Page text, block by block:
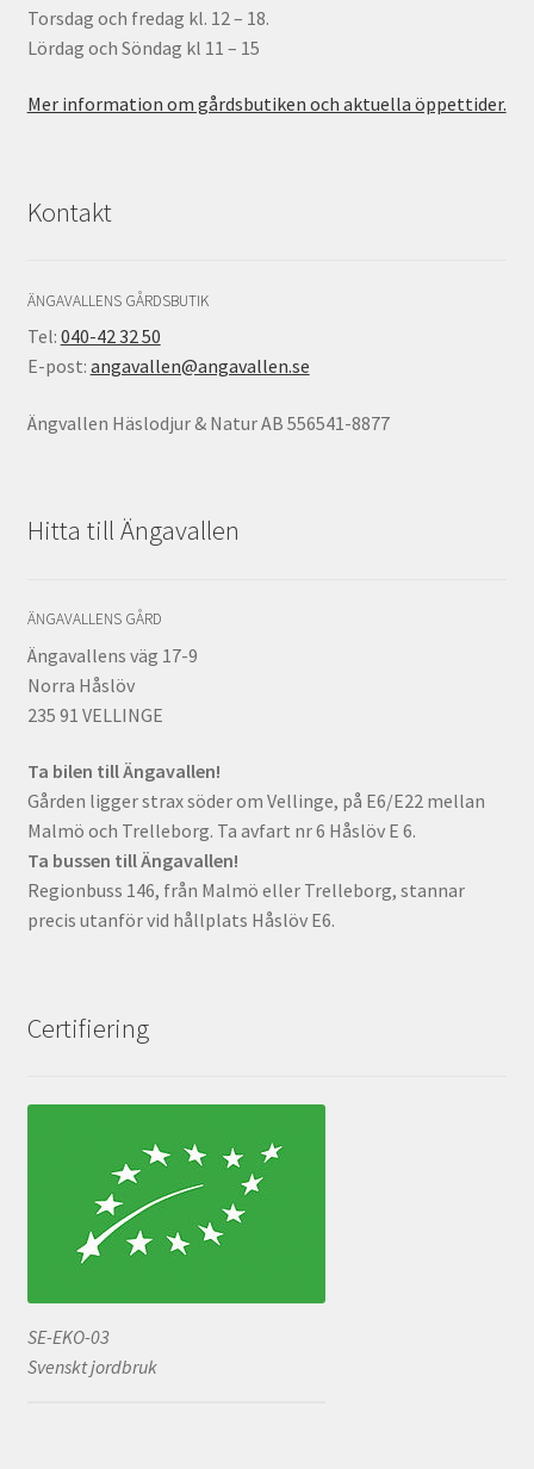
Torsdag och fredag kl. 12 – 18.
Lördag och Söndag kl 11 – 15
Mer information om gårdsbutiken och aktuella öppettider.
Kontakt
ÄNGAVALLENS GÅRDSBUTIK
Tel: 040-42 32 50
E-post: angavallen@angavallen.se
Ängvallen Häslodjur & Natur AB 556541-8877
Hitta till Ängavallen
ÄNGAVALLENS GÅRD
Ängavallens väg 17-9
Norra Håslöv
235 91 VELLINGE
Ta bilen till Ängavallen!
Gården ligger strax söder om Vellinge, på E6/E22 mellan
Malmö och Trelleborg. Ta avfart nr 6 Håslöv E 6.
Ta bussen till Ängavallen!
Regionbuss 146, från Malmö eller Trelleborg, stannar
precis utanför vid hållplats Håslöv E6.
Certifiering
SE-EKO-03
Svenskt jordbruk